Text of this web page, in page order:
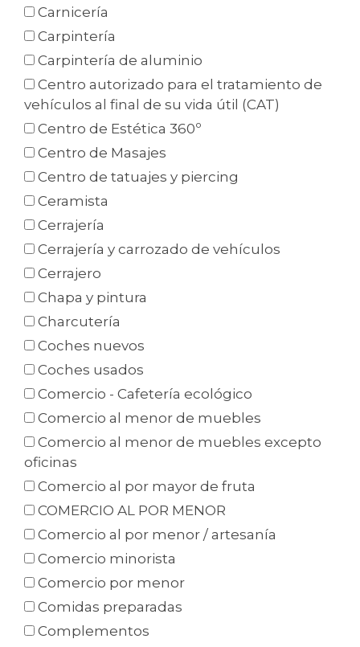
Carnicería
Carpintería
Carpintería de aluminio
Centro autorizado para el tratamiento de
vehículos al final de su vida útil (CAT)
Centro de Estética 360º
Centro de Masajes
Centro de tatuajes y piercing
Ceramista
Cerrajería
Cerrajería y carrozado de vehículos
Cerrajero
Chapa y pintura
Charcutería
Coches nuevos
Coches usados
Comercio - Cafetería ecológico
Comercio al menor de muebles
Comercio al menor de muebles excepto
oficinas
Comercio al por mayor de fruta
COMERCIO AL POR MENOR
Comercio al por menor / artesanía
Comercio minorista
Comercio por menor
Comidas preparadas
Complementos